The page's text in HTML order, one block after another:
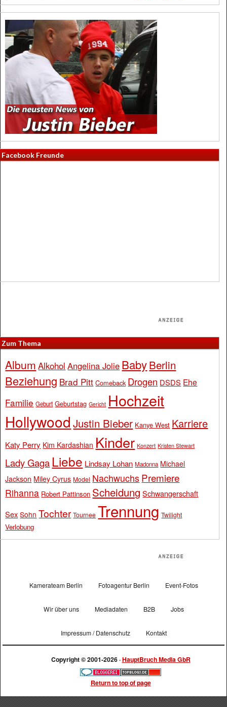
Facebook Freunde
Zum Thema
Album Alkohol Angelina Jolie BabyBerlin
Beziehung Brad Pitt Comeback Drogen DSDS Ehe
Familie Geburt Geburtstag Gericht Hochzeit
Hollywood Justin Bieber Kanye West Karriere
Katy Perry Kim Kardashian Kinder Konzert Kristen Stewart
Lady Gaga Liebe Lindsay Lohan Madonna Michael
Jackson Miley Cyrus Model Nachwuchs Premiere
Rihanna Robert Pattinson Scheidung Schwangerschaft
Sex Sohn Tochter Tournee Trennung Twilight
Verlobung
Kamerateam Berlin Fotoagentur Berlin Event-Fotos
Wir über uns Mediadaten B2B Jobs
Impressum / Datenschutz Kontakt
Copyright © 2001-2026 ·HauptBruch Media GbR
Return to top of page